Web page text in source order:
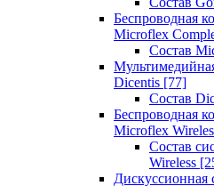
Беспроводная
Microflex
Состав
Dicentis [77]
Состав
Беспроводная
Microflex
Состав
Wireless
Дискуссионная